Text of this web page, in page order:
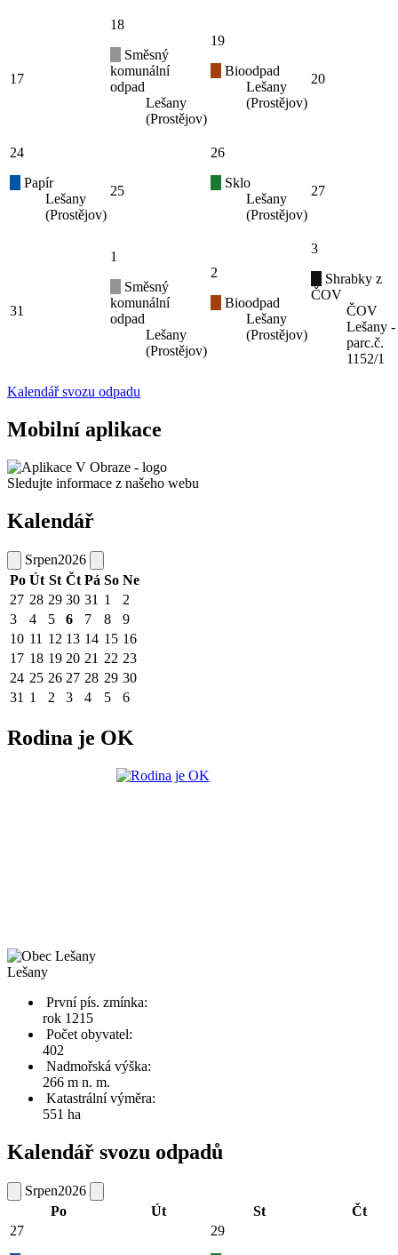
17
18
Směsný
komunální
odpad
Lešany
(Prostějov)
19
Bioodpad
Lešany
(Prostějov)
20
24
Papír
Lešany
(Prostějov)
25
26
Sklo
Lešany
(Prostějov)
27
31
1
Směsný
komunální
odpad
Lešany
(Prostějov)
2
Bioodpad
Lešany
(Prostějov)
3
Shrabky z
ČOV
ČOV
Lešany -
parc.č.
1152/1
Kalendář svozu odpadu
Mobilní aplikace
Sledujte informace z našeho webu
Kalendář
Srpen2026
Po Út St Čt Pá So Ne
27 28 29 30 31 1
2
3
4 5 6 7 8
9
10 11 12 13 14 15 16
17 18 19 20 21 22 23
24 25 26 27 28 29 30
31 1 2 3 4 5 6
Rodina je OK
Lešany
První pís. zmínka:
rok 1215
Počet obyvatel:
402
Nadmořská výška:
266 m n. m.
Katastrální výměra:
551 ha
Kalendář svozu odpadů
Srpen2026
Po
Út St
Čt
27
29